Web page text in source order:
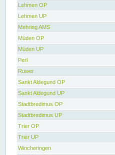
Lehmen OP
Lehmen UP
Mehring AMS
Müden OP
Müden UP
Perl
Ruwer
Sankt Aldegund OP
Sankt Aldegund UP
Stadtbredimus OP
Stadtbredimus UP
Trier OP
Trier UP
Wincheringen